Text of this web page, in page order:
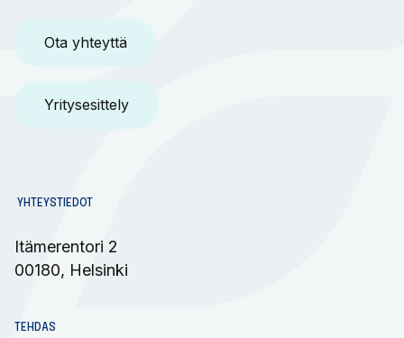
Ota yhteyttä
Yritysesittely
YHTEYSTIEDOT
Itämerentori 2
00180, Helsinki
TEHDAS